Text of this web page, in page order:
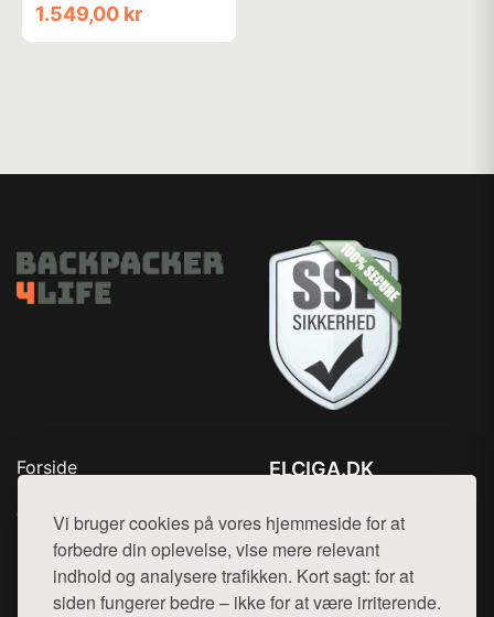
Vi bruger cookies på vores hjemmeside for at
forbedre din oplevelse, vise mere relevant
indhold og analysere trafikken. Kort sagt: for at
siden fungerer bedre – ikke for at være irriterende.
1.549,00 kr
Forside
Top Rabatter
Kontakt
ELCIGA.DK
Mail: hej@want.dk
Cookie- og privatlivspolitik